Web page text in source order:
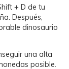
+ D de tu
Después,
dinosaurio
una alta
posible.